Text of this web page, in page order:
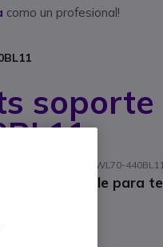
como un profesional!
// Ref. fabricante: WL70-
e inclinable para